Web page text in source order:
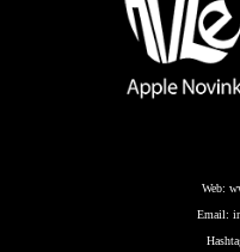
Web:
Email: